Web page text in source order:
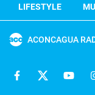
LIFESTYLE
ACONCAGUA